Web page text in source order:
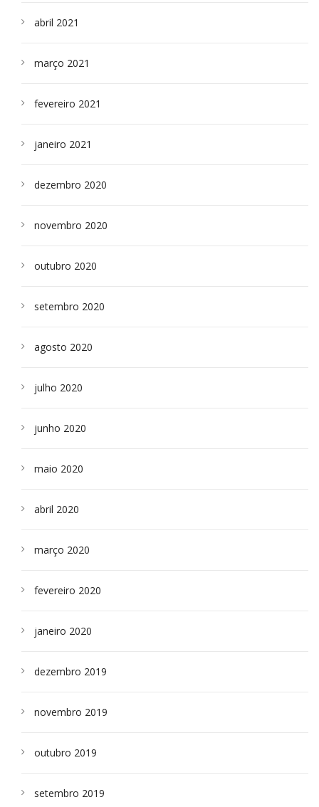
abril 2021
março 2021
fevereiro 2021
janeiro 2021
dezembro 2020
novembro 2020
outubro 2020
setembro 2020
agosto 2020
julho 2020
junho 2020
maio 2020
abril 2020
março 2020
fevereiro 2020
janeiro 2020
dezembro 2019
novembro 2019
outubro 2019
setembro 2019